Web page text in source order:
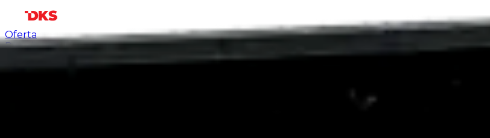
Oferta
Rozwiązania dla biura